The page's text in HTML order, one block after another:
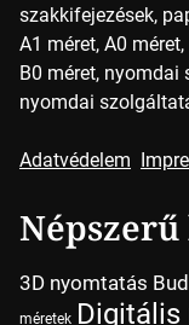
szakkifejezések,
A1 méret, A0
B0 méret, nyomdai
nyomdai
Adatvédelem
Népszerű
3D nyomtatás
méretek Digitális